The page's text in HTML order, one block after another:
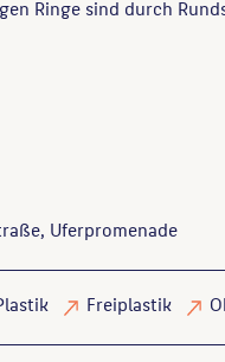
Ringe sind durch
Uferpromenade
Freiplastik